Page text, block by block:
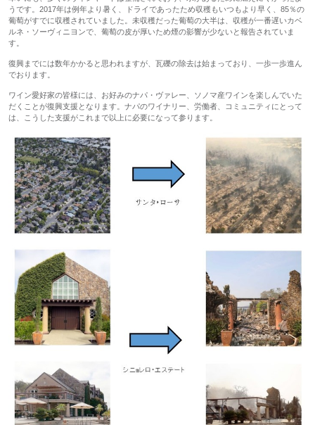
うです。2017年は例年より暑く、ドライであったため収穫もいつもより早く、85％の
葡萄がすでに収穫されていました。未収穫だった葡萄の大半は、収穫が一番遅いカベ
ルネ・ソーヴィニヨンで、葡萄の皮が厚いため煙の影響が少ないと報告されていま
す。
復興までには数年かかると思われますが、瓦礫の除去は始まっており、一歩一歩進ん
でおります。
ワイン愛好家の皆様には、お好みのナパ・ヴァレー、ソノマ産ワインを楽しんでいた
だくことが復興支援となります。ナパのワイナリー、労働者、コミュニティにとって
は、こうした支援がこれまで以上に必要になって参ります。